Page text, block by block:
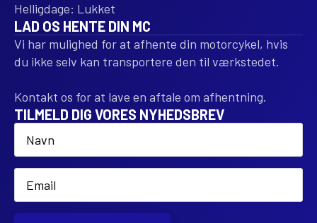
Helligdage: Lukket
LAD OS HENTE DIN MC
Vi har mulighed for at afhente din motorcykel, hvis
du ikke selv kan transportere den til værkstedet.
Kontakt os for at lave en aftale om afhentning.
TILMELD DIG VORES NYHEDSBREV
Name
Email